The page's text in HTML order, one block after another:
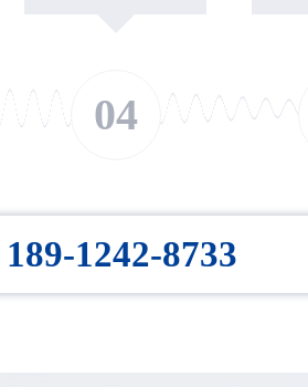
04
189-1242-8733